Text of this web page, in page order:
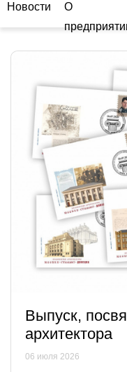
Новости
О
Выпуск,
архитектора
06 июля 2026